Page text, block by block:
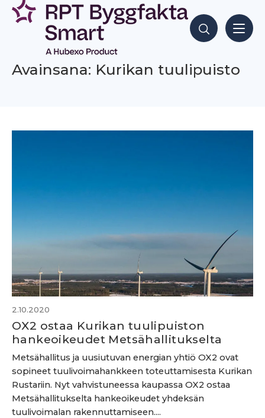
Siirry
sisältöön
Hae sisältöjä
Avainsana: Kurikan tuulipuisto
2.10.2020
OX2 ostaa Kurikan tuulipuiston
hankeoikeudet Metsähallitukselta
Metsähallitus ja uusiutuvan energian yhtiö OX2 ovat
sopineet tuulivoimahankkeen toteuttamisesta Kurikan
Rustariin. Nyt vahvistuneessa kaupassa OX2 ostaa
Metsähallitukselta hankeoikeudet yhdeksän
tuulivoimalan rakennuttamiseen....